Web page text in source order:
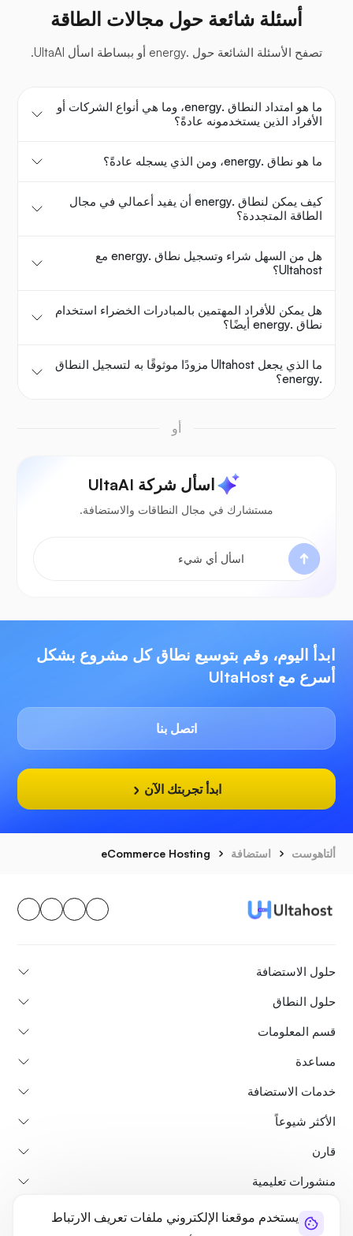
يستخدم موقعنا الإلكتروني ملفات تعريف الارتباط
أسئلة شائعة حول مجالات الطاقة
تصفح الأسئلة الشائعة حول .energy أو ببساطة اسأل UltaAI.
ما هو امتداد النطاق .energy، وما هي أنواع الشركات أو
الأفراد الذين يستخدمونه عادةً؟
ما هو نطاق .energy، ومن الذي يسجله عادةً؟
كيف يمكن لنطاق .energy أن يفيد أعمالي في مجال
الطاقة المتجددة؟
هل من السهل شراء وتسجيل نطاق .energy مع
Ultahost؟
هل يمكن للأفراد المهتمين بالمبادرات الخضراء استخدام
نطاق .energy أيضًا؟
ما الذي يجعل Ultahost مزودًا موثوقًا به لتسجيل النطاق
.energy؟
أو
اسأل شركة UltaAI
مستشارك في مجال النطاقات والاستضافة.
ابدأ اليوم، وقم بتوسيع نطاق كل مشروع بشكل
أسرع مع UltaHost
اتصل بنا
ابدأ تجربتك الآن
ألتاهوست استضافة eCommerce Hosting
حلول الاستضافة
حلول النطاق
قسم المعلومات
مساعدة
خدمات الاستضافة
الأكثر شيوعاً
قارن
منشورات تعليمية
من نحن